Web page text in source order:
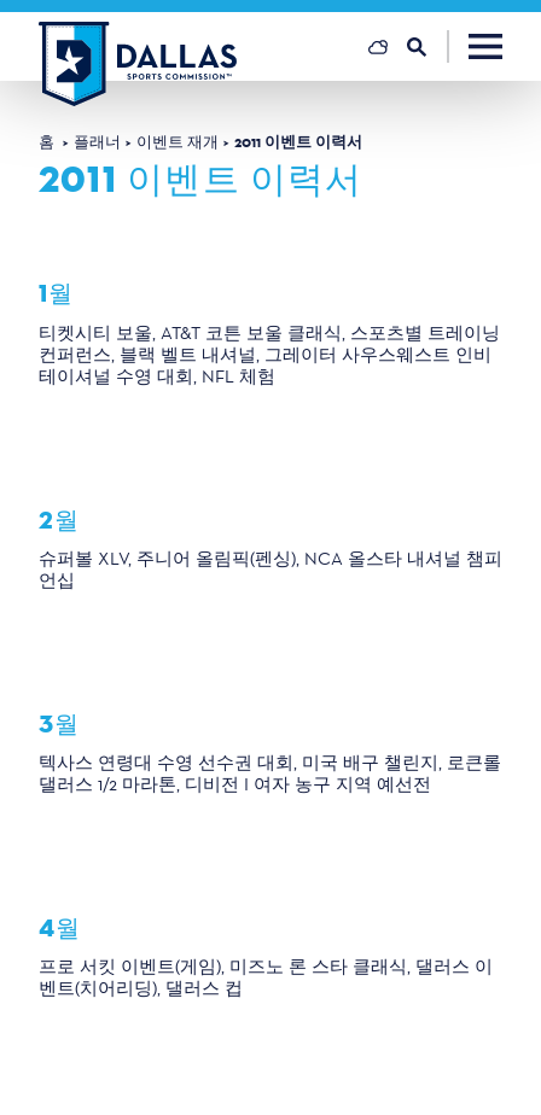
콘텐츠로 건너뛰기
홈 플래너 이벤트 재개 2011 이벤트 이력서
2011 이벤트 이력서
1월
티켓시티 보울, AT&T 코튼 보울 클래식, 스포츠별 트레이닝
컨퍼런스, 블랙 벨트 내셔널, 그레이터 사우스웨스트 인비
테이셔널 수영 대회, NFL 체험
2월
슈퍼볼 XLV, 주니어 올림픽(펜싱), NCA 올스타 내셔널 챔피
언십
3월
텍사스 연령대 수영 선수권 대회, 미국 배구 챌린지, 로큰롤
댈러스 1/2 마라톤, 디비전 I 여자 농구 지역 예선전
4월
프로 서킷 이벤트(게임), 미즈노 론 스타 클래식, 댈러스 이
벤트(치어리딩), 댈러스 컵